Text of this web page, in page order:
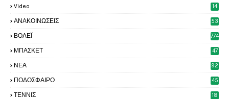
Video
14
ΑΝΑΚΟΙΝΩΣΕΙΣ
53
ΒΟΛΕΪ 774
ΜΠΑΣΚΕΤ
47
ΝΕΑ
92
ΠΟΔΟΣΦΑΙΡΟ
45
ΤΕΝΝΙΣ
18